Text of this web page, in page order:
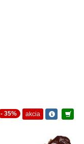
- 35% akcia